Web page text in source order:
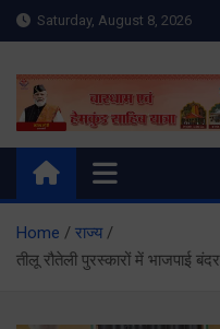
Skip
to
Saturday, August 8, 2026
Meru Raibar
News |
meruraibar.com
Home
राज्य
तीलू रौतेली पुरस्कारों में भाजपाई